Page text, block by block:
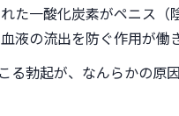
た一酸化炭素がペニス
液の流出を防ぐ作用が働
る勃起が、なんらかの原